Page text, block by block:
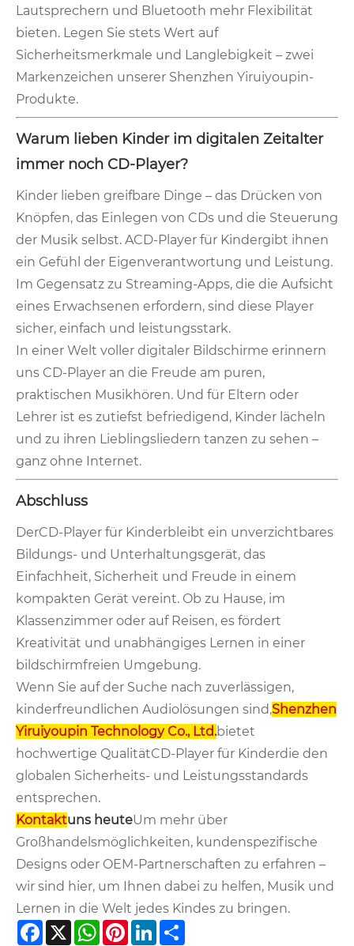
Lautsprechern und Bluetooth mehr Flexibilität
bieten. Legen Sie stets Wert auf
Sicherheitsmerkmale und Langlebigkeit – zwei
Markenzeichen unserer Shenzhen Yiruiyoupin-
Produkte.
Warum lieben Kinder im digitalen Zeitalter
immer noch CD-Player?
Kinder lieben greifbare Dinge – das Drücken von
Knöpfen, das Einlegen von CDs und die Steuerung
der Musik selbst. ACD-Player für Kindergibt ihnen
ein Gefühl der Eigenverantwortung und Leistung.
Im Gegensatz zu Streaming-Apps, die die Aufsicht
eines Erwachsenen erfordern, sind diese Player
sicher, einfach und leistungsstark.
In einer Welt voller digitaler Bildschirme erinnern
uns CD-Player an die Freude am puren,
praktischen Musikhören. Und für Eltern oder
Lehrer ist es zutiefst befriedigend, Kinder lächeln
und zu ihren Lieblingsliedern tanzen zu sehen –
ganz ohne Internet.
Abschluss
DerCD-Player für Kinderbleibt ein unverzichtbares
Bildungs- und Unterhaltungsgerät, das
Einfachheit, Sicherheit und Freude in einem
kompakten Gerät vereint. Ob zu Hause, im
Klassenzimmer oder auf Reisen, es fördert
Kreativität und unabhängiges Lernen in einer
bildschirmfreien Umgebung.
Wenn Sie auf der Suche nach zuverlässigen,
kinderfreundlichen Audiolösungen sind,Shenzhen
Yiruiyoupin Technology Co., Ltd.bietet
hochwertige QualitätCD-Player für Kinderdie den
globalen Sicherheits- und Leistungsstandards
entsprechen.
Kontaktuns heuteUm mehr über
Großhandelsmöglichkeiten, kundenspezifische
Designs oder OEM-Partnerschaften zu erfahren –
wir sind hier, um Ihnen dabei zu helfen, Musik und
Lernen in die Welt jedes Kindes zu bringen.
Facebook
X WhatsApp
PinterestLinkedIn